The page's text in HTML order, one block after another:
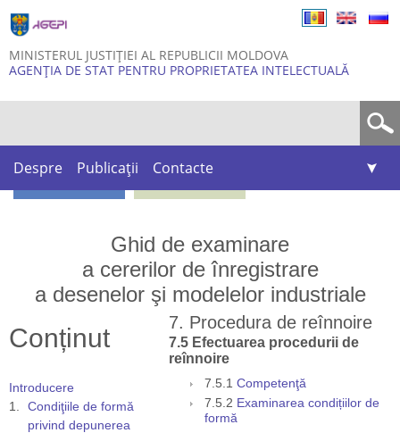
content
MINISTERUL JUSTIȚIEI AL REPUBLICII MOLDOVA
AGENȚIA DE STAT PENTRU PROPRIETATEA INTELECTUALĂ
Despre Publicații Contacte
Ghid de examinare
a cererilor de înregistrare
a desenelor şi modelelor industriale
Conținut
Introducere
Condiţiile de formă
privind depunerea
7. Procedura de reînnoire
7.5 Efectuarea procedurii de
reînnoire
7.5.1Competenţă
7.5.2 Examinarea condițiilor de
formă